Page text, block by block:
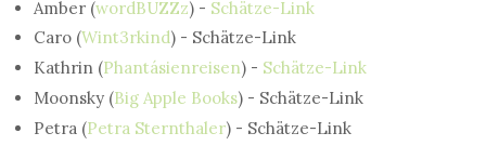
Amber (wordBUZZz) - Schätze-Link
Caro (Wint3rkind) - Schätze-Link
Kathrin (Phantásienreisen) - Schätze-Link
Moonsky (Big Apple Books) - Schätze-Link
Petra (Petra Sternthaler) - Schätze-Link